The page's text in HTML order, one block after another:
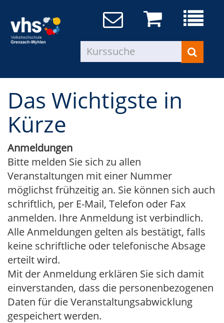
Das Wichtigste in
Kürze
Anmeldungen
Bitte melden Sie sich zu allen
Veranstaltungen mit einer Nummer
möglichst frühzeitig an. Sie können sich auch
schriftlich, per E-Mail, Telefon oder Fax
anmelden. Ihre Anmeldung ist verbindlich.
Alle Anmeldungen gelten als bestätigt, falls
keine schriftliche oder telefonische Absage
erteilt wird.
Mit der Anmeldung erklären Sie sich damit
einverstanden, dass die personenbezogenen
Daten für die Veranstaltungsabwicklung
gespeichert werden.